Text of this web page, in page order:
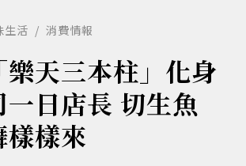
生活 消費情報
天三本柱」化身
日店長 切生魚
樣樣來